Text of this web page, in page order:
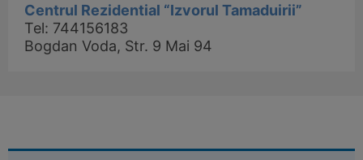
Centrul Rezidential “Izvorul Tamaduirii”
Tel: 744156183
Bogdan Voda, Str. 9 Mai 94